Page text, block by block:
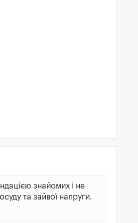
знайомих і не
та зайвої напруги.